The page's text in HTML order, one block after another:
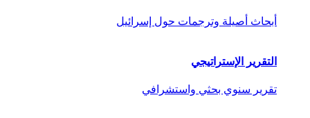
أبحاث أصيلة وترجمات حول إسرائيل
التقرير الإستراتيجي
تقرير سنوي بحثي واستشرافي